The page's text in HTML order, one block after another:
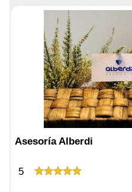
Asesoría Alberdi
5